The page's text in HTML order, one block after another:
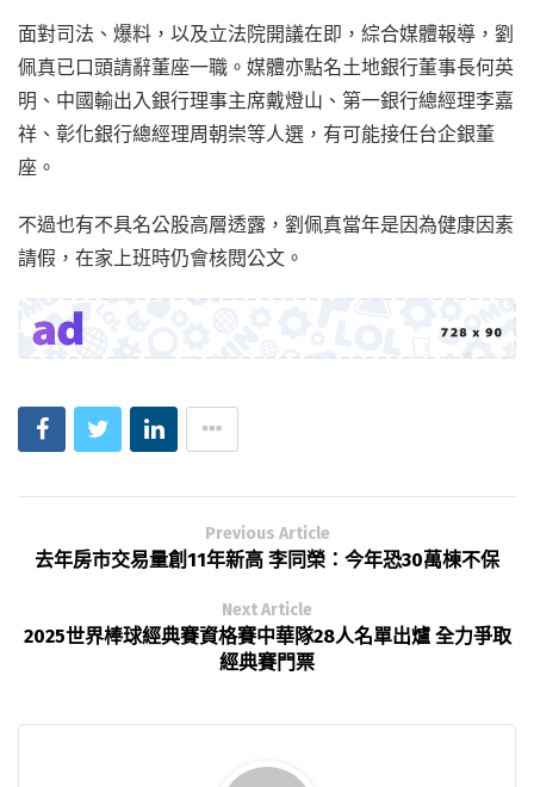
面對司法、爆料，以及立法院開議在即，綜合媒體報導，劉
佩真已口頭請辭董座一職。媒體亦點名土地銀行董事長何英
明、中國輸出入銀行理事主席戴燈山、第一銀行總經理李嘉
祥、彰化銀行總經理周朝崇等人選，有可能接任台企銀董
座。
不過也有不具名公股高層透露，劉佩真當年是因為健康因素
請假，在家上班時仍會核閱公文。
Previous Article
去年房市交易量創11年新高 李同榮：今年恐30萬棟不保
Next Article
2025世界棒球經典賽資格賽中華隊28人名單出爐 全力爭取
經典賽門票